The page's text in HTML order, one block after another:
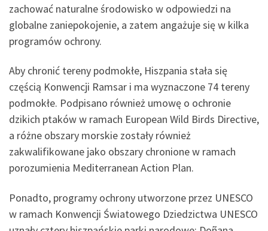
zachować naturalne środowisko w odpowiedzi na
globalne zaniepokojenie, a zatem angażuje się w kilka
programów ochrony.
Aby chronić tereny podmokłe, Hiszpania stała się
częścią Konwencji Ramsar i ma wyznaczone 74 tereny
podmokłe. Podpisano również umowę o ochronie
dzikich ptaków w ramach European Wild Birds Directive,
a różne obszary morskie zostały również
zakwalifikowane jako obszary chronione w ramach
porozumienia Mediterranean Action Plan.
Ponadto, programy ochrony utworzone przez UNESCO
w ramach Konwencji Światowego Dziedzictwa UNESCO